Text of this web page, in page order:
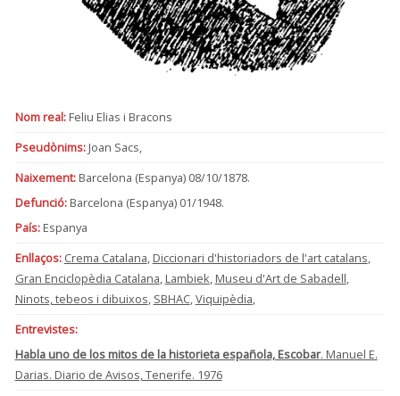
Nom real:Feliu Elias i Bracons
Pseudònims:Joan Sacs,
Naixement:Barcelona (Espanya) 08/10/1878.
Defunció:Barcelona (Espanya) 01/1948.
País:Espanya
Enllaços: Crema Catalana, Diccionari d'historiadors de l'art catalans,
Gran Enciclopèdia Catalana, Lambiek, Museu d'Art de Sabadell,
Ninots, tebeos i dibuixos, SBHAC,Viquipèdia,
Entrevistes:
Habla uno de los mitos de la historieta española, Escobar. Manuel E.
Darias. Diario de Avisos, Tenerife. 1976